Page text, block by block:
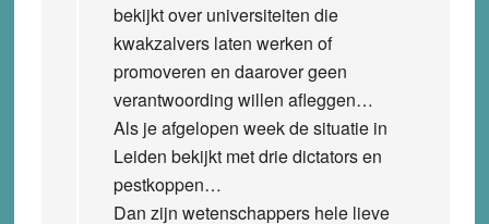
bekijkt over universiteiten die
kwakzalvers laten werken of
promoveren en daarover geen
verantwoording willen afleggen…
Als je afgelopen week de situatie in
Leiden bekijkt met drie dictators en
pestkoppen…
Dan zijn wetenschappers hele lieve